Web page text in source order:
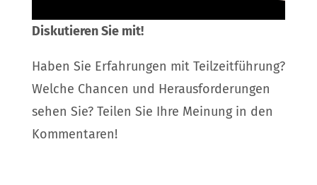
Diskutieren Sie mit!
Haben Sie Erfahrungen mit Teilzeitführung?
Welche Chancen und Herausforderungen
sehen Sie? Teilen Sie Ihre Meinung in den
Kommentaren!